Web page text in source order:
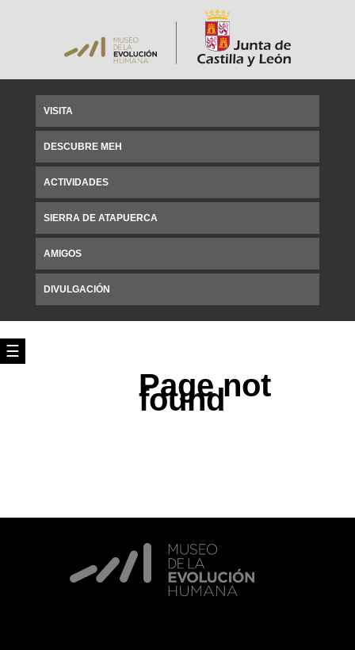
☰
VISITA
DESCUBRE MEH
ACTIVIDADES
SIERRA DE ATAPUERCA
AMIGOS
DIVULGACIÓN
Page not
found